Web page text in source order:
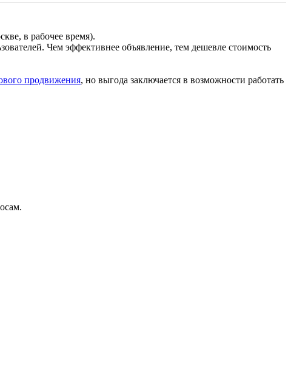
в рабочее время).
Чем эффективнее объявление, тем дешевле стоимость
продвижения, но выгода заключается в возможности работать